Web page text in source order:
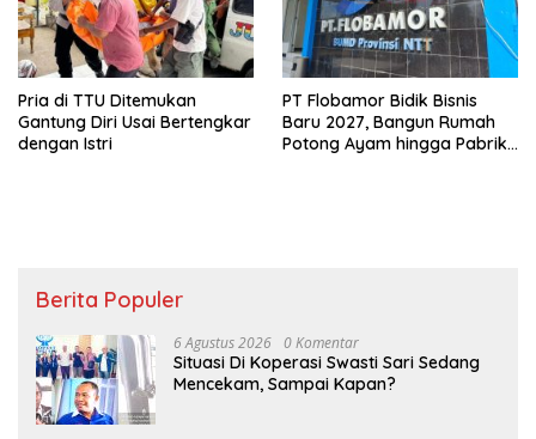
Pria di TTU Ditemukan
Gantung Diri Usai Bertengkar
dengan Istri
PT Flobamor Bidik Bisnis
Baru 2027, Bangun Rumah
Potong Ayam hingga Pabrik
Berita Populer
6 Agustus 2026 0 Komentar
Situasi Di Koperasi Swasti Sari Sedang
Mencekam, Sampai Kapan?